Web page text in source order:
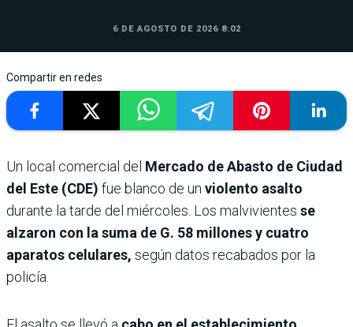
6 DE AGOSTO DE 2026 8:02
Compartir en redes
Un local comercial del Mercado de Abasto de Ciudad
del Este (CDE) fue blanco de un violento asalto
durante la tarde del miércoles. Los malvivientes se
alzaron con la suma de G. 58 millones y cuatro
aparatos celulares, según datos recabados por la
policía.